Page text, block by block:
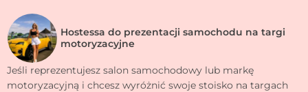
Hostessa do prezentacji samochodu na targi
motoryzacyjne
Jeśli reprezentujesz salon samochodowy lub markę
motoryzacyjną i chcesz wyróżnić swoje stoisko na targach